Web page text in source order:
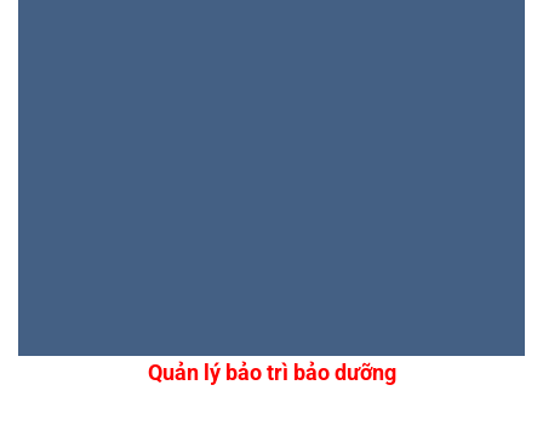
Quản lý bảo trì bảo dưỡng